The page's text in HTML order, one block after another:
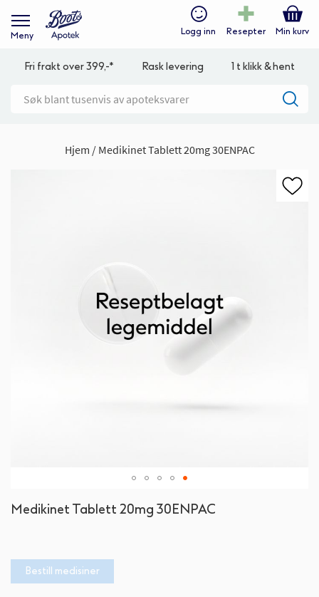
Meny Logg inn Resepter Min kurv
Fri frakt over 399,-* Rask levering 1 t klikk & hent
Hjem Medikinet Tablett 20mg 30ENPAC
Medikinet Tablett 20mg 30ENPAC
Bestill medisiner
til
bildegalleri